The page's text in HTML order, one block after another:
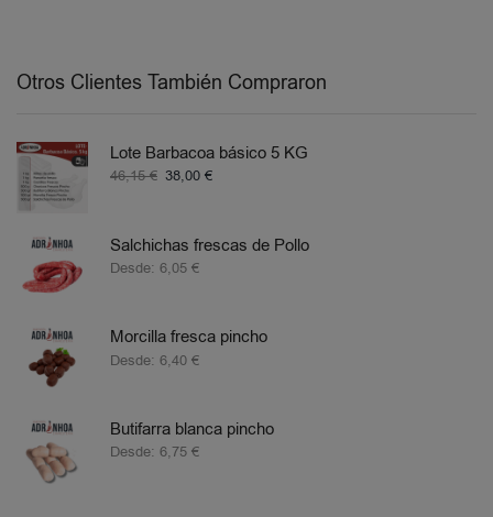
Otros Clientes También Compraron
Lote Barbacoa básico 5 KG
46,15€ 38,00 €
Salchichas frescas de Pollo
Desde: 6,05 €
Morcilla fresca pincho
Desde: 6,40 €
Butifarra blanca pincho
Desde: 6,75 €